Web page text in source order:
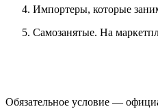
Импортеры, которые
Самозанятые. На
Обязательное условие —